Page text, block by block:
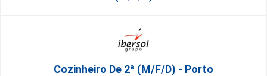
Cozinheiro De 2ª (M/F/D) - Porto